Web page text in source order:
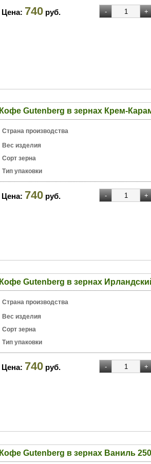
Цена: 740 руб.
Кофе Gutenberg в зернах Крем-
Страна производства
Вес изделия
Сорт зерна
Тип упаковки
Цена: 740 руб.
Кофе Gutenberg в зернах
Страна производства
Вес изделия
Сорт зерна
Тип упаковки
Цена: 740 руб.
Кофе Gutenberg в зернах Ваниль